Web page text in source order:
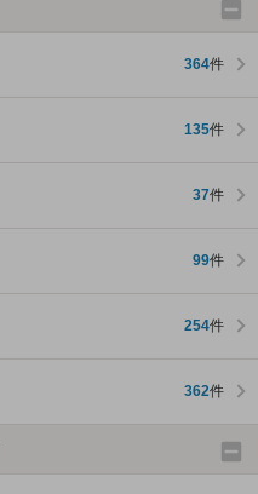
364件
135件
37件
99件
254件
362件